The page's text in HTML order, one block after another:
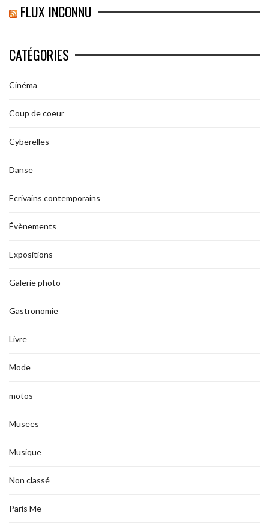
FLUX INCONNU
CATÉGORIES
Cinéma
Coup de coeur
Cyberelles
Danse
Ecrivains contemporains
Évènements
Expositions
Galerie photo
Gastronomie
Livre
Mode
motos
Musees
Musique
Non classé
Paris Me